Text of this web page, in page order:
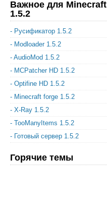
Важное для Minecraft
1.5.2
- Русификатор 1.5.2
- Modloader 1.5.2
- AudioMod 1.5.2
- MCPatcher HD 1.5.2
- Optifine HD 1.5.2
- Minecraft forge 1.5.2
- X-Ray 1.5.2
- TooManyItems 1.5.2
- Готовый сервер 1.5.2
Горячие темы